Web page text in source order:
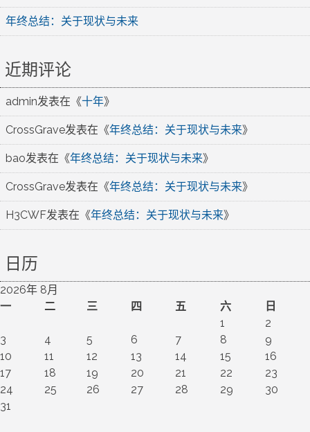
年终总结：关于现状与未来
近期评论
admin发表在《十年》
CrossGrave发表在《年终总结：关于现状与未来》
bao发表在《年终总结：关于现状与未来》
CrossGrave发表在《年终总结：关于现状与未来》
H3CWF发表在《年终总结：关于现状与未来》
日历
2026年 8月
一
二 三 四 五 六
日
1
2
3
4 5 6 7 8
9
10
11 12 13 14 15
16
17
18 19 20 21 22
23
24
25 26 27 28 29
30
31